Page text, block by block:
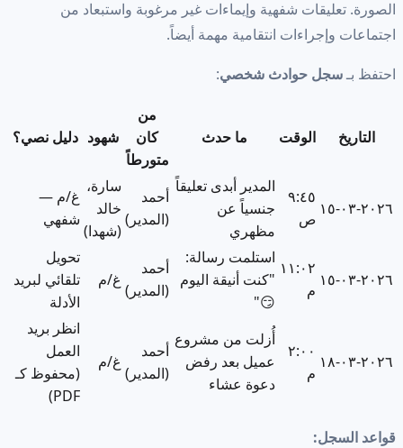
الصورة. تعليقات شفهية وإيماءات غير مرغوبة واستبعاد من
اجتماعات وإجراءات انتقامية مهمة أيضاً.
احتفظ بـسجل حوادث شخصي:
التاريخ الوقت ما حدث
من
كان
متورطاً
شهود دليل نصي؟
٢٠٢٦-٠٣-١٥
٩:٤٥
ص
المدير أبدى تعليقاً
جنسياً عن
مظهري
أحمد
(المدير)
سارة،
خالد
(شهدا)
غ/م —
شفهي
٢٠٢٦-٠٣-١٥
١١:٠٢
م
استلمت رسالة:
"كنت أنيقة اليوم
😏"
أحمد
(المدير)
غ/م
تحويل
تلقائي لبريد
الأدلة
٢٠٢٦-٠٣-١٨
٢:٠٠
م
أُزلت من مشروع
عميل بعد رفض
دعوة عشاء
أحمد
(المدير)
غ/م
انظر بريد
العمل
(محفوظ كـ
PDF)
قواعد السجل: